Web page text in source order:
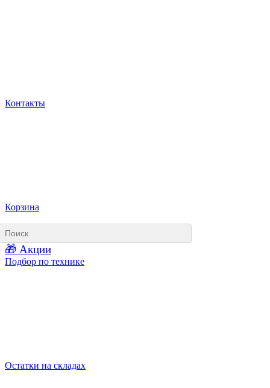
Контакты
Корзина
🎁 Акции
Подбор по технике
Остатки на складах